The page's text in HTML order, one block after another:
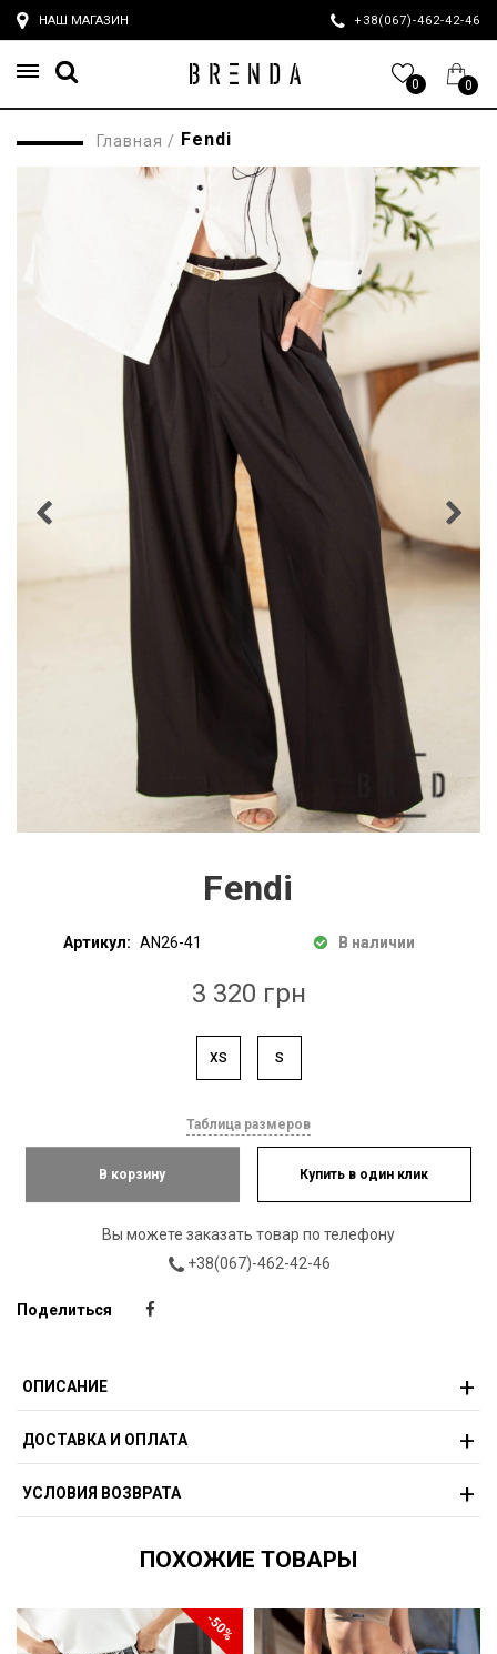
НАШ МАГАЗИН +38(067)-462-42-46
0 0
Главная / Fendi
Fendi
Артикул: AN26-41 В наличии
3 320 грн
XS S
Таблица размеров
В корзину Купить в один клик
Вы можете заказать товар по телефону
+38(067)-462-42-46
Поделиться
ОПИСАНИЕ
ДОСТАВКА И ОПЛАТА
УСЛОВИЯ ВОЗВРАТА
ПОХОЖИЕ ТОВАРЫ
-50%